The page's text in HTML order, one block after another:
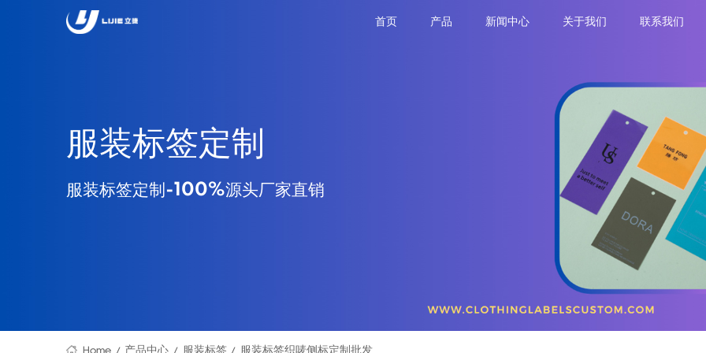
首页 产品 新闻中心 关于我们 联系我们
服装标签定制
服装标签定制-100%源头厂家直销
Home 产品中心 服装标签 服装标签织唛侧标定制批发